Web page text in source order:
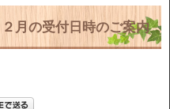
月の受付日時のご案内